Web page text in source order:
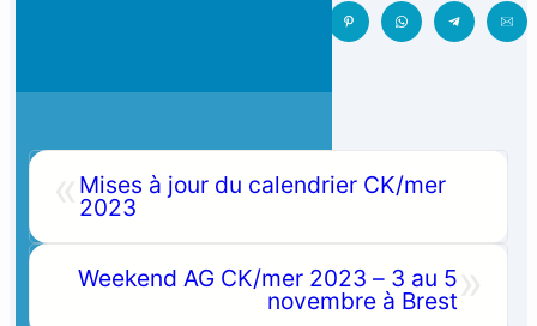
Mises à jour du calendrier CK/mer
2023
Weekend AG CK/mer 2023 – 3 au 5
novembre à Brest